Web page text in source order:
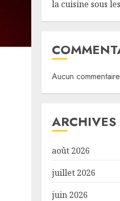
la cuisine sous
Aucun
ARCHIVES
août 2026
juillet 2026
juin 2026